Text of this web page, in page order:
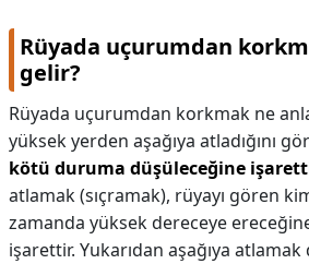
Rüyada uçurumdan
gelir?
Rüyada uçurumdan korkmak ne
yüksek yerden aşağıya atladığını
kötü duruma düşüleceğine
atlamak (sıçramak), rüyayı gören
zamanda yüksek dereceye
işarettir. Yukarıdan aşağıya